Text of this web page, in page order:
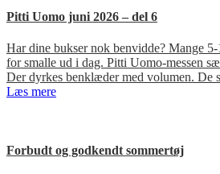
Pitti Uomo juni 2026 – del 6
Har dine bukser nok benvidde? Mange
for smalle ud i dag. Pitti Uomo-messen
Der dyrkes benklæder med volumen. De
Læs mere
Forbudt og godkendt sommertøj